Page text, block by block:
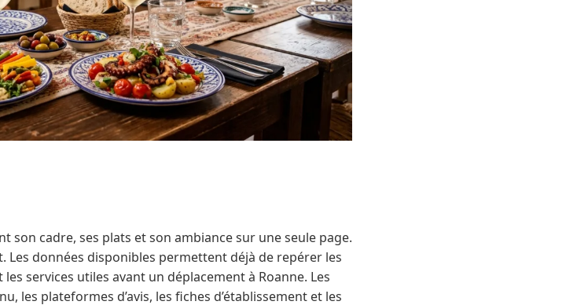
son cadre, ses plats et son ambiance sur une seule page.
Les données disponibles permettent déjà de repérer les
services utiles avant un déplacement à Roanne. Les
les plateformes d’avis, les fiches d’établissement et les